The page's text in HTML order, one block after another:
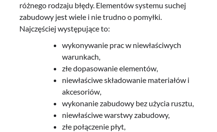
różnego rodzaju błędy. Elementów systemu suchej
zabudowy jest wiele i nie trudno o pomyłki.
Najczęściej występujące to:
wykonywanie prac w niewłaściwych
warunkach,
złe dopasowanie elementów,
niewłaściwe składowanie materiałów i
akcesoriów,
wykonanie zabudowy bez użycia rusztu,
niewłaściwe warstwy zabudowy,
złe połączenie płyt,